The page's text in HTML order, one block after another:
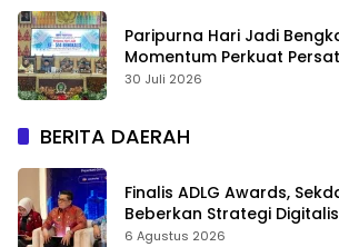
Paripurna Hari Jadi
Momentum Perkuat
Negeri
30 Juli 2026
BERITA DAERAH
Finalis ADLG Awards,
Beberkan Strategi
Tingkatkan Layanan Publik
6 Agustus 2026